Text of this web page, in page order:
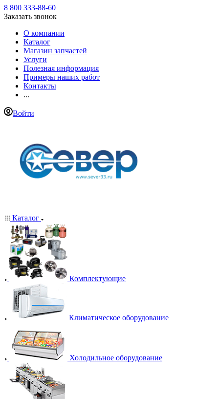
8 800 333-88-60
Заказать звонок
О компании
Каталог
Магазин запчастей
Услуги
Полезная информация
Примеры наших работ
Контакты
...
Войти
Каталог
Комплектующие
Климатическое оборудование
Холодильное оборудование